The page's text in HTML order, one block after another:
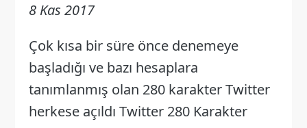
8 Kas 2017
Çok kısa bir süre önce denemeye
başladığı ve bazı hesaplara
tanımlanmış olan 280 karakter Twitter
herkese açıldı Twitter 280 Karakter